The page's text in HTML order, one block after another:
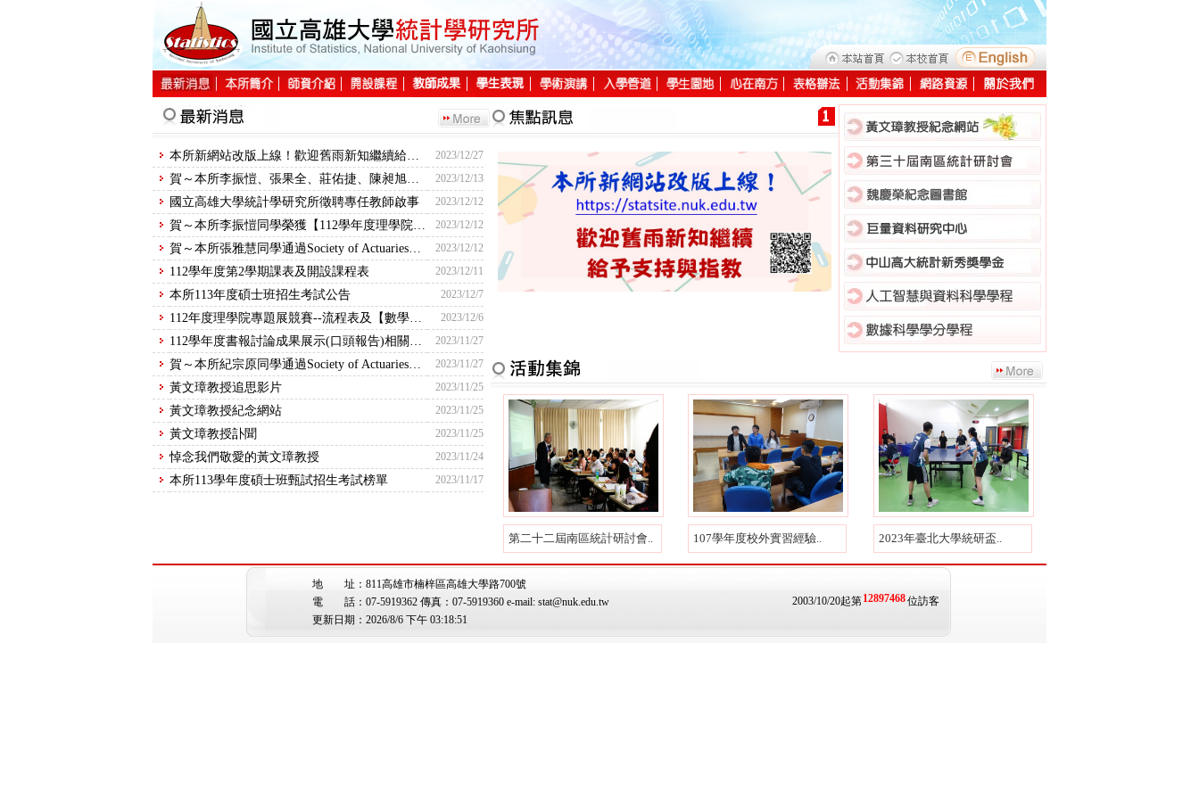
本所新網站改版上線！ 歡迎舊雨新知繼續給予支持及指教! 2023/12/27
賀～本所李振愷、張果全、莊佑捷、陳昶旭等四位同學取得經濟部「巨量資料分析師-初級能力鑑定」證書 2023/12/13
國立高雄大學統計學研究所徵聘專任教師啟事 2023/12/12
賀～本所李振愷同學榮獲【112學年度理學院專題製作成果展競賽】數學統計組-優等獎 2023/12/12
賀～本所張雅慧同學通過Society of Actuaries精算師考試 2023/12/12
112學年度第2學期課表及開設課程表 2023/12/11
本所113年度碩士班招生考試公告 2023/12/7
112年度理學院專題展競賽--流程表及【數學統計組】報告順序 2023/12/6
112學年度書報討論成果展示(口頭報告)相關事宜 2023/11/27
賀～本所紀宗原同學通過Society of Actuaries精算師考試 2023/11/27
黃文璋教授追思影片 2023/11/25
黃文璋教授紀念網站 2023/11/25
黃文璋教授訃聞 2023/11/25
悼念我們敬愛的黃文璋教授 2023/11/24
本所113學年度碩士班甄試招生考試榜單 2023/11/17
第二十二屆南區統計研討會.. 107學年度校外實習經驗.. 2023年臺北大學統研盃..
地 址：811高雄市楠梓區高雄大學路700號
電 話：07-5919362 傳真：07-5919360 e-mail: stat@nuk.edu.tw
更新日期：2026/8/6 下午 03:18:51
2003/10/20起第12897468位訪客